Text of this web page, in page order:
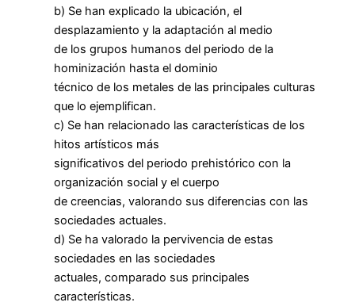
b) Se han explicado la ubicación, el
desplazamiento y la adaptación al medio
de los grupos humanos del periodo de la
hominización hasta el dominio
técnico de los metales de las principales culturas
que lo ejemplifican.
c) Se han relacionado las características de los
hitos artísticos más
significativos del periodo prehistórico con la
organización social y el cuerpo
de creencias, valorando sus diferencias con las
sociedades actuales.
d) Se ha valorado la pervivencia de estas
sociedades en las sociedades
actuales, comparado sus principales
características.